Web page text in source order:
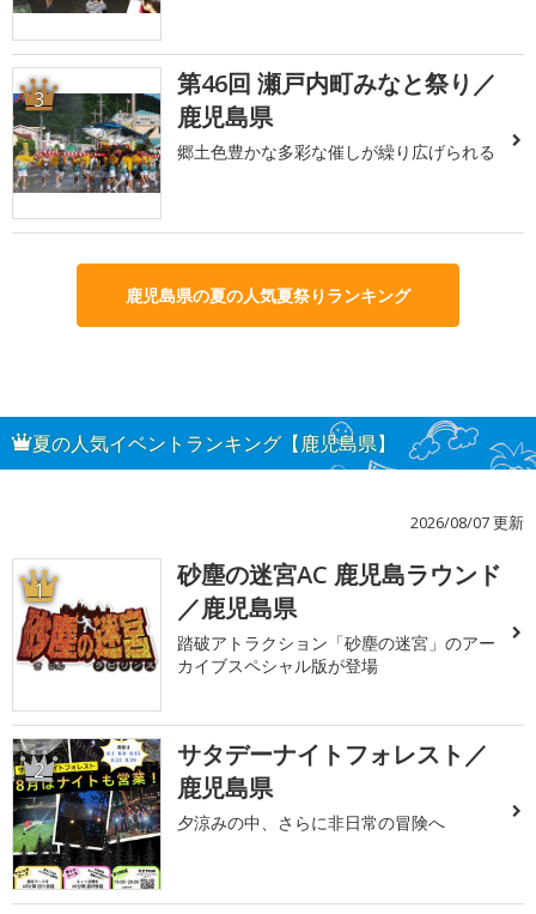
3
第46回 瀬戸内町みなと祭り／
鹿児島県
郷土色豊かな多彩な催しが繰り広げられる
鹿児島県の夏の人気夏祭りランキング
夏の人気イベントランキング【鹿児島県】
2026/08/07 更新
1
砂塵の迷宮AC 鹿児島ラウンド
／鹿児島県
踏破アトラクション「砂塵の迷宮」のアー
カイブスペシャル版が登場
2
サタデーナイトフォレスト／
鹿児島県
夕涼みの中、さらに非日常の冒険へ